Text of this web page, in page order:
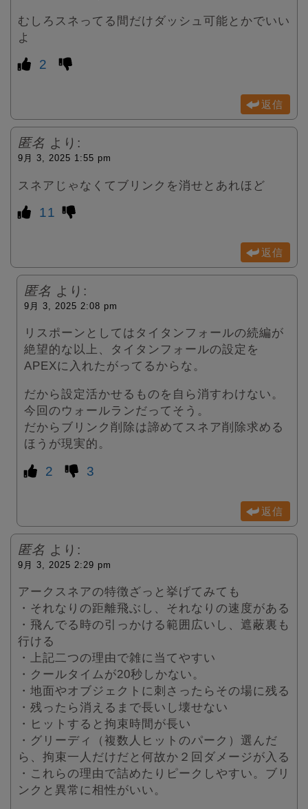
むしろスネってる間だけダッシュ可能とかでいい
よ
2
返信
匿名 より:
9月 3, 2025 1:55 pm
スネアじゃなくてブリンクを消せとあれほど
11
返信
匿名 より:
9月 3, 2025 2:08 pm
リスポーンとしてはタイタンフォールの続編が
絶望的な以上、タイタンフォールの設定を
APEXに入れたがってるからな。
だから設定活かせるものを自ら消すわけない。
今回のウォールランだってそう。
だからブリンク削除は諦めてスネア削除求める
ほうが現実的。
2 3
返信
匿名 より:
9月 3, 2025 2:29 pm
アークスネアの特徴ざっと挙げてみても
・それなりの距離飛ぶし、それなりの速度がある
・飛んでる時の引っかける範囲広いし、遮蔽裏も
行ける
・上記二つの理由で雑に当てやすい
・クールタイムが20秒しかない。
・地面やオブジェクトに刺さったらその場に残る
・残ったら消えるまで長いし壊せない
・ヒットすると拘束時間が長い
・グリーディ（複数人ヒットのパーク）選んだ
ら、拘束一人だけだと何故か２回ダメージが入る
・これらの理由で詰めたりピークしやすい。ブリ
ンクと異常に相性がいい。